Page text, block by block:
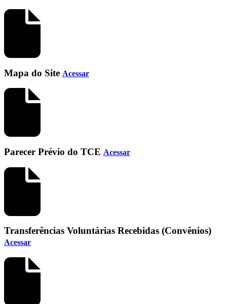
Mapa do Site Acessar
Parecer Prévio do TCE Acessar
Transferências Voluntárias Recebidas (Convênios)
Acessar